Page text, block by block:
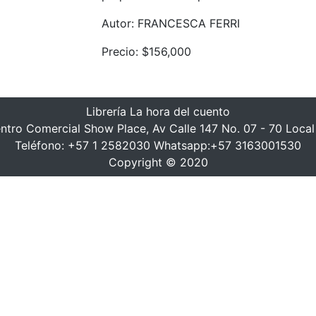
Autor: FRANCESCA FERRI
Precio: $156,000
Librería La hora del cuento
Comercial Show Place, Av Calle 147 No. 07 - 70
Teléfono: +57 1 2582030 Whatsapp:+57 3163001530
Copyright © 2020